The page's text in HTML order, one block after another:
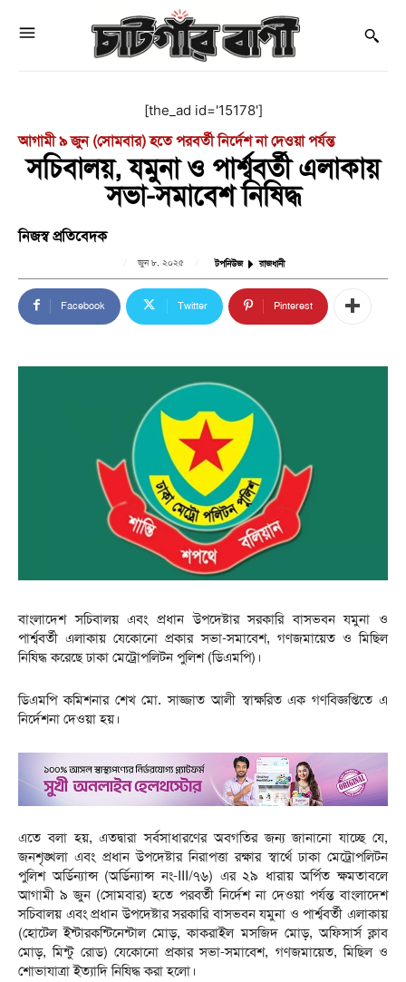
[the_ad id='15178']
আগামী ৯ জুন (সোমবার) হতে পরবর্তী নির্দেশ না দেওয়া পর্যন্ত
সচিবালয়, যমুনা ও পার্শ্ববর্তী এলাকায়
সভা-সমাবেশ নিষিদ্ধ
নিজস্ব প্রতিবেদক
জুন ৮, ২০২৫ টপনিউজ রাজধানী
Facebook Twitter Pinterest
বাংলাদেশ সচিবালয় এবং প্রধান উপদেষ্টার সরকারি বাসভবন যমুনা ও
পার্শ্ববর্তী এলাকায় যেকোনো প্রকার সভা-সমাবেশ, গণজমায়েত ও মিছিল
নিষিদ্ধ করেছে ঢাকা মেট্রোপলিটন পুলিশ (ডিএমপি)।
ডিএমপি কমিশনার শেখ মো. সাজ্জাত আলী স্বাক্ষরিত এক গণবিজ্ঞপ্তিতে এ
নির্দেশনা দেওয়া হয়।
এতে বলা হয়, এতদ্বারা সর্বসাধারণের অবগতির জন্য জানানো যাচ্ছে যে,
জনশৃঙ্খলা এবং প্রধান উপদেষ্টার নিরাপত্তা রক্ষার স্বার্থে ঢাকা মেট্রোপলিটন
পুলিশ অর্ডিন্যান্স (অর্ডিন্যান্স নং-III/৭৬) এর ২৯ ধারায় অর্পিত ক্ষমতাবলে
আগামী ৯ জুন (সোমবার) হতে পরবর্তী নির্দেশ না দেওয়া পর্যন্ত বাংলাদেশ
সচিবালয় এবং প্রধান উপদেষ্টার সরকারি বাসভবন যমুনা ও পার্শ্ববর্তী এলাকায়
(হোটেল ইন্টারকন্টিনেন্টাল মোড়, কাকরাইল মসজিদ মোড়, অফিসার্স ক্লাব
মোড়, মিন্টু রোড) যেকোনো প্রকার সভা-সমাবেশ, গণজমায়েত, মিছিল ও
শোভাযাত্রা ইত্যাদি নিষিদ্ধ করা হলো।